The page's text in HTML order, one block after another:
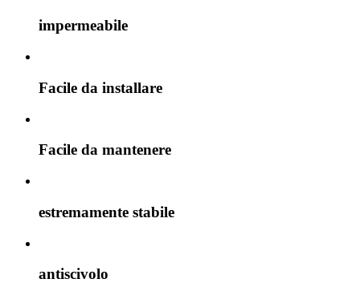
impermeabile
Facile da installare
Facile da mantenere
estremamente stabile
antiscivolo